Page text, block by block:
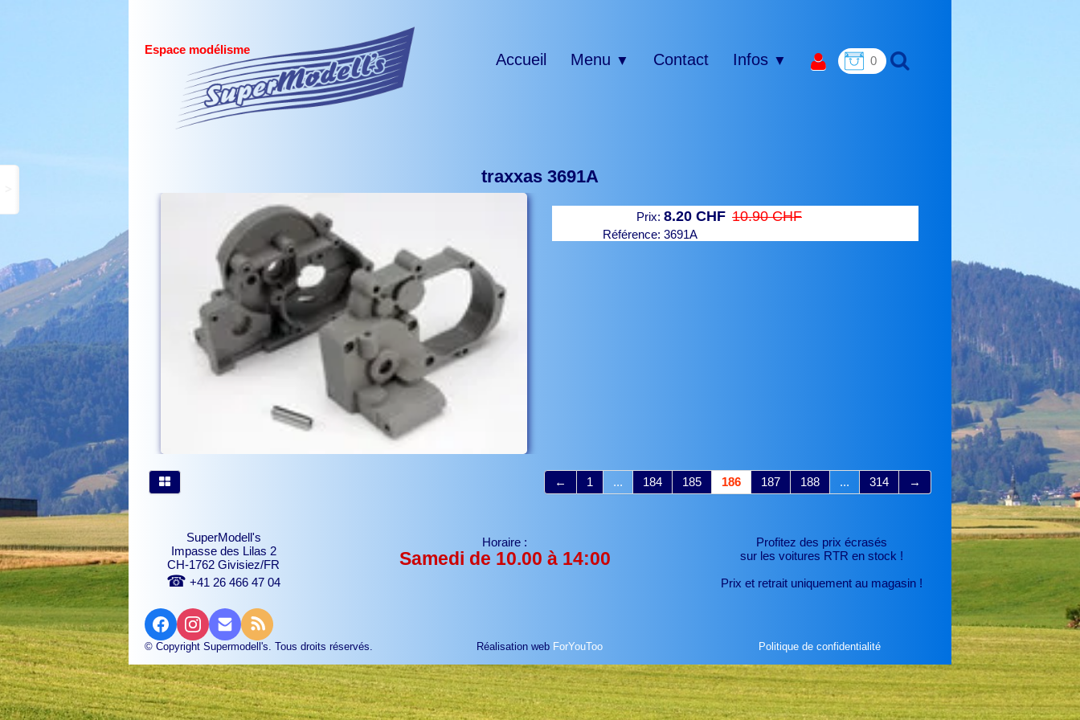
Espace modélisme
Accueil Menu ▼ Contact Infos ▼ 0
traxxas 3691A
Prix: 8.20 CHF 10.90 CHF
Référence: 3691A
← 1 ... 184 185 186 187 188 ... 314 →
SuperModell's
Impasse des Lilas 2
CH-1762 Givisiez/FR
☎ +41 26 466 47 04
Horaire :
Samedi de 10.00 à 14:00
Profitez des prix écrasés
sur les voitures RTR en stock !
Prix et retrait uniquement au magasin !
© Copyright Supermodell's. Tous droits réservés. Réalisation web ForYouToo Politique de confidentialité